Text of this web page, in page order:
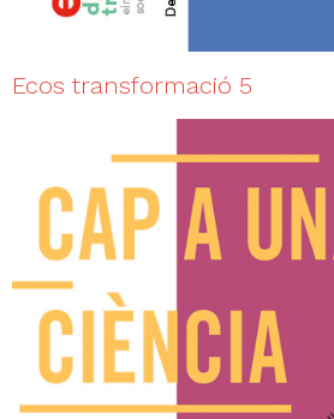
Ecos transformació 5